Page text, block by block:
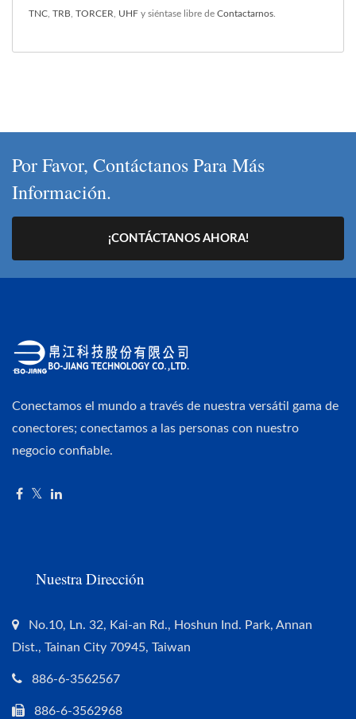
TNC TRB TORCER UHF y siéntase libre de Contactarnos
Por Favor, Contáctanos Para Más
Información.
¡CONTÁCTANOS AHORA!
Conectamos el mundo a través de nuestra versátil gama de
conectores; conectamos a las personas con nuestro
negocio confiable.
Nuestra Dirección
No.10, Ln. 32, Kai-an Rd., Hoshun Ind. Park, Annan
Dist., Tainan City 70945, Taiwan
886-6-3562567
886-6-3562968